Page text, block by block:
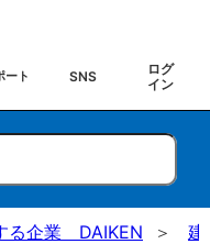
ート SNS
ログ
イン
る企業 DAIKEN 建